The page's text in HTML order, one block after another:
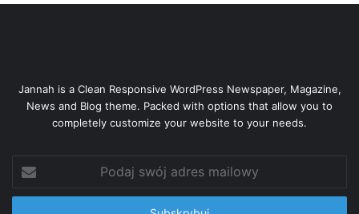
Jannah is a Clean Responsive WordPress Newspaper, Magazine,
News and Blog theme. Packed with options that allow you to
completely customize your website to your needs.
swój
adres